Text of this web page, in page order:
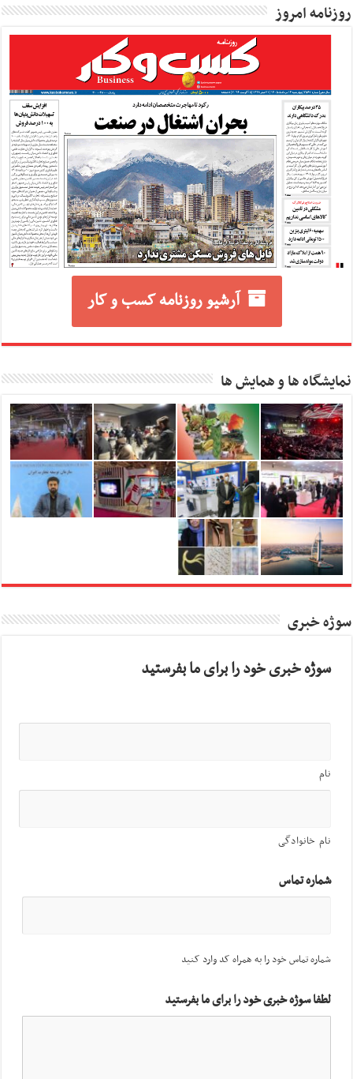
روزنامه امروز
آرشیو روزنامه کسب و کار
نمایشگاه ها و همایش ها
سوژه خبری
سوژه خبری خود را برای ما بفرستید
نام
نام خانوادگی
شماره تماس
شماره تماس خود را به همراه کد وارد کنید
لطفا سوژه خبری خود را برای ما بفرستید